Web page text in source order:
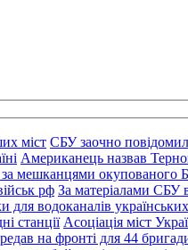
міст СБУ заочно
Американець назвав
мешканцями окупованого
рф За матеріалами СБУ
для водоканалів
станції Асоціація міст
на фронті для 44